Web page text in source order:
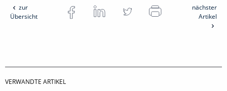
zur
Übersicht
nächster
Artikel
VERWANDTE ARTIKEL